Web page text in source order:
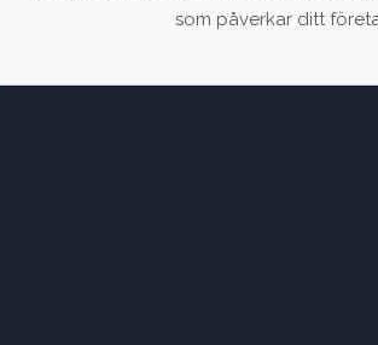
som påverkar ditt